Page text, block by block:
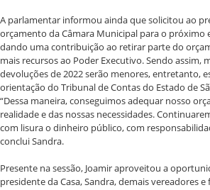
A parlamentar informou ainda que solicitou ao
orçamento da Câmara Municipal para o próximo
dando uma contribuição ao retirar parte do
mais recursos ao Poder Executivo. Sendo assim,
devoluções de 2022 serão menores, entretanto,
orientação do Tribunal de Contas do Estado de
“Dessa maneira, conseguimos adequar nosso
realidade e das nossas necessidades.
com lisura o dinheiro público, com
conclui Sandra.
Presente na sessão, Joamir aproveitou a
presidente da Casa, Sandra, demais vereadores